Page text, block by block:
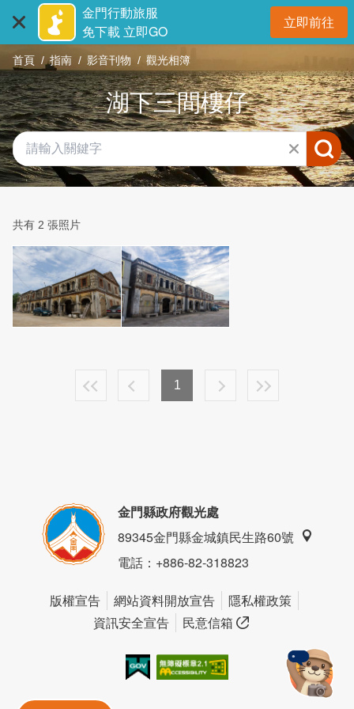
主
內
容
區
塊
金門行動旅服
免下載 立即GO
立即前往開
首頁 指南 影音刊物 觀光相簿
湖下三間樓仔
共有 2 張照片
1
金門縣政府觀光處
89345金門縣金城鎮民生路60號
電話：+886-82-318823
版權宣告 網站資料開放宣告
隱私權政策
資訊安全宣告
民意信箱